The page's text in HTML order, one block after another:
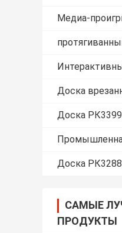
Медиа-
Доска
Доска РК3399
Доска РК3288
САМЫЕ
ПРОДУКТЫ